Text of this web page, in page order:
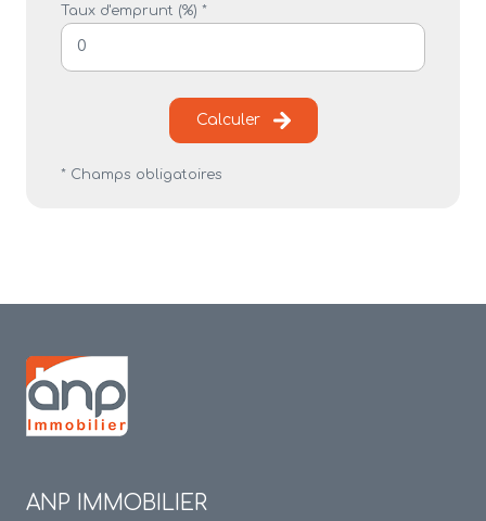
Taux d'emprunt (%) *
Calculer
* Champs obligatoires
ANP IMMOBILIER